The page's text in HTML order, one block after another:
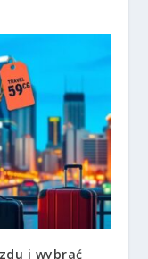
i wybrać